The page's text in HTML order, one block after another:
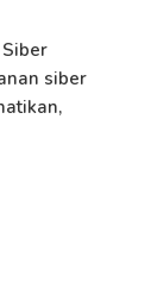
siber